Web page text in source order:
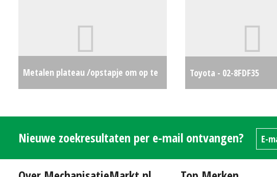
Metalen plateau /opstapje om op te
Toyota - 02-8FDF35
Nieuwe zoekresultaten per e-mail ontvangen?